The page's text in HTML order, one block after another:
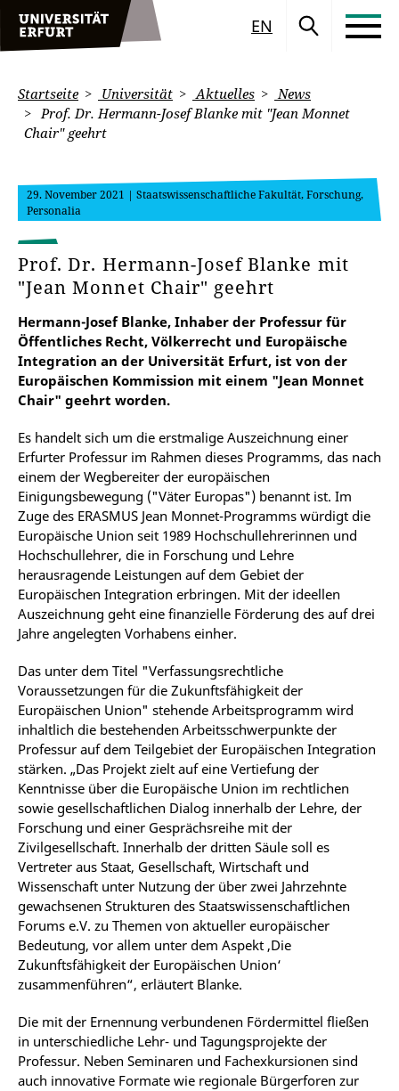
EN
Startseite Universität Aktuelles
News
Prof. Dr. Hermann-Josef Blanke mit "Jean Monnet
Chair" geehrt
29. November 2021 | Staatswissenschaftliche Fakultät, Forschung,
Personalia
Prof. Dr. Hermann-Josef Blanke mit
"Jean Monnet Chair" geehrt
Hermann-Josef Blanke, Inhaber der Professur für
Öffentliches Recht, Völkerrecht und Europäische
Integration an der Universität Erfurt, ist von der
Europäischen Kommission mit einem "Jean Monnet
Chair" geehrt worden.
Es handelt sich um die erstmalige Auszeichnung einer
Erfurter Professur im Rahmen dieses Programms, das nach
einem der Wegbereiter der europäischen
Einigungsbewegung ("Väter Europas") benannt ist. Im
Zuge des ERASMUS Jean Monnet-Programms würdigt die
Europäische Union seit 1989 Hochschullehrerinnen und
Hochschullehrer, die in Forschung und Lehre
herausragende Leistungen auf dem Gebiet der
Europäischen Integration erbringen. Mit der ideellen
Auszeichnung geht eine finanzielle Förderung des auf drei
Jahre angelegten Vorhabens einher.
Das unter dem Titel "Verfassungsrechtliche
Voraussetzungen für die Zukunftsfähigkeit der
Europäischen Union" stehende Arbeitsprogramm wird
inhaltlich die bestehenden Arbeitsschwerpunkte der
Professur auf dem Teilgebiet der Europäischen Integration
stärken. „Das Projekt zielt auf eine Vertiefung der
Kenntnisse über die Europäische Union im rechtlichen
sowie gesellschaftlichen Dialog innerhalb der Lehre, der
Forschung und einer Gesprächsreihe mit der
Zivilgesellschaft. Innerhalb der dritten Säule soll es
Vertreter aus Staat, Gesellschaft, Wirtschaft und
Wissenschaft unter Nutzung der über zwei Jahrzehnte
gewachsenen Strukturen des Staatswissenschaftlichen
Forums e.V. zu Themen von aktueller europäischer
Bedeutung, vor allem unter dem Aspekt ‚Die
Zukunftsfähigkeit der Europäischen Union‘
zusammenführen“, erläutert Blanke.
Die mit der Ernennung verbundenen Fördermittel fließen
in unterschiedliche Lehr- und Tagungsprojekte der
Professur. Neben Seminaren und Fachexkursionen sind
auch innovative Formate wie regionale Bürgerforen zur